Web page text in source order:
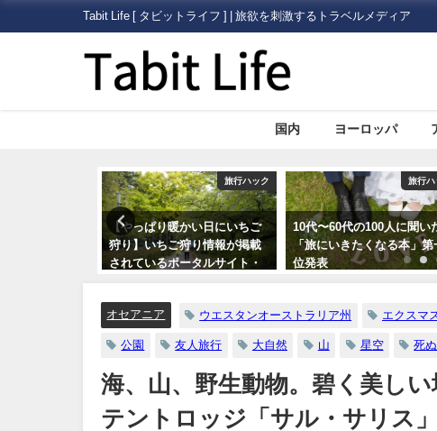
Tabit Life [ タビットライフ ] | 旅欲を刺激するトラベルメディア
国内 ヨーロッパ
旅行ハック
10代〜60代の100人に聞いた
「旅にいきたくなる本」第一
位発表
旅行ハ
海外旅行で助ける日本の「
使館・総領事館」について
オセアニア ウエスタンオーストラリア州 エクスマ
公園 友人旅行 大自然 山 星空 死
海、山、野生動物。碧く美し
テントロッジ「サル・サリス」